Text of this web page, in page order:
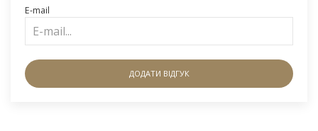
E-mail
ДОДАТИ ВІДГУК